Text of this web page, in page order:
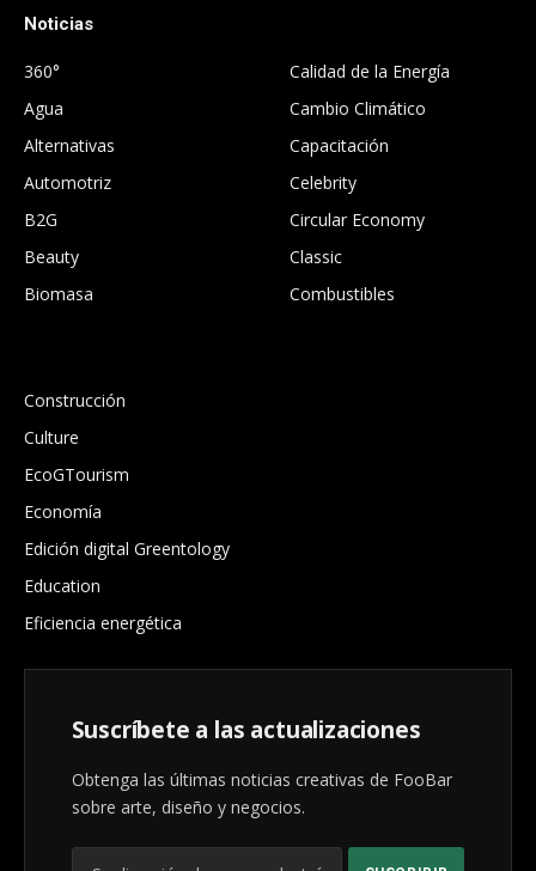
Noticias
360°
Agua
Alternativas
Automotriz
B2G
Beauty
Biomasa
Calidad de la Energía
Cambio Climático
Capacitación
Celebrity
Circular Economy
Classic
Combustibles
Construcción
Culture
EcoGTourism
Economía
Edición digital Greentology
Education
Eficiencia energética
Suscríbete a las actualizaciones
Obtenga las últimas noticias creativas de FooBar
sobre arte, diseño y negocios.